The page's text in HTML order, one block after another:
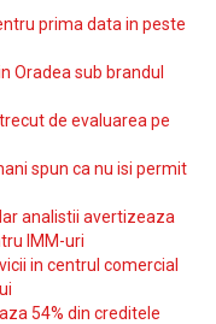
prima data in peste
Oradea sub brandul
de evaluarea pe
spun ca nu isi permit
analistii avertizeaza
IMM-uri
in centrul comercial
54% din creditele